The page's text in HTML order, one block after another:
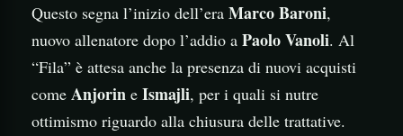
Questo segna l’inizio dell’era Marco Baroni,
nuovo allenatore dopo l’addio a Paolo Vanoli. Al
“Fila” è attesa anche la presenza di nuovi acquisti
come Anjorin e Ismajli, per i quali si nutre
ottimismo riguardo alla chiusura delle trattative.